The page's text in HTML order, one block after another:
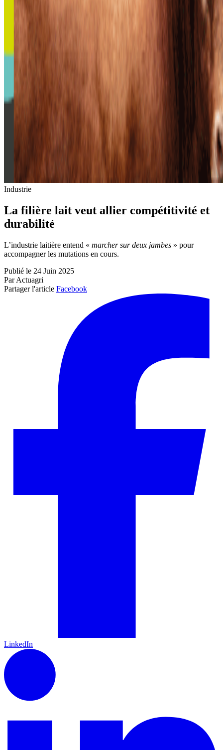
Industrie
La filière lait veut allier compétitivité et
durabilité
L’industrie laitière entend « marcher sur deux jambes » pour
accompagner les mutations en cours.
Publié le 24 Juin 2025
Par Actuagri
Partager l'article Facebook
LinkedIn